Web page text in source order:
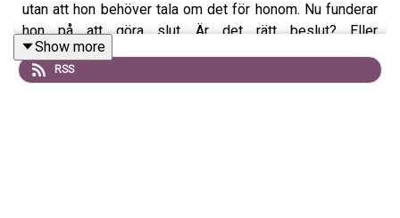
utan att hon behöver tala om det för honom. Nu funderar
hon på att göra slut. Är det rätt beslut? Eller
framstressat? Vi har svaret!
Show more
RSS